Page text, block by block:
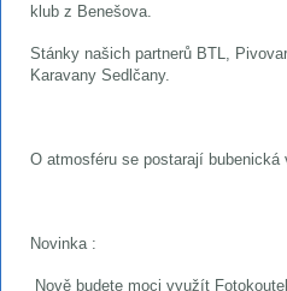
klub z Benešova.
Stánky našich partnerů BTL,
Karavany Sedlčany.
O atmosféru se postarají bubenická
Novinka :
Nově budete moci využít